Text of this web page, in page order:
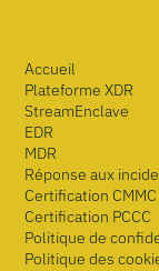
Accueil
Plateforme XDR
StreamEnclave
EDR
MDR
Réponse aux
Certification CMMC
Certification PCCC
Politique de
Politique des